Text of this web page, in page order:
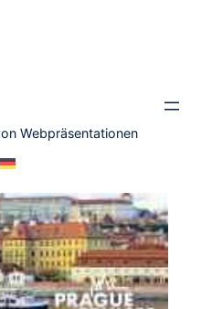
Webpräsentationen